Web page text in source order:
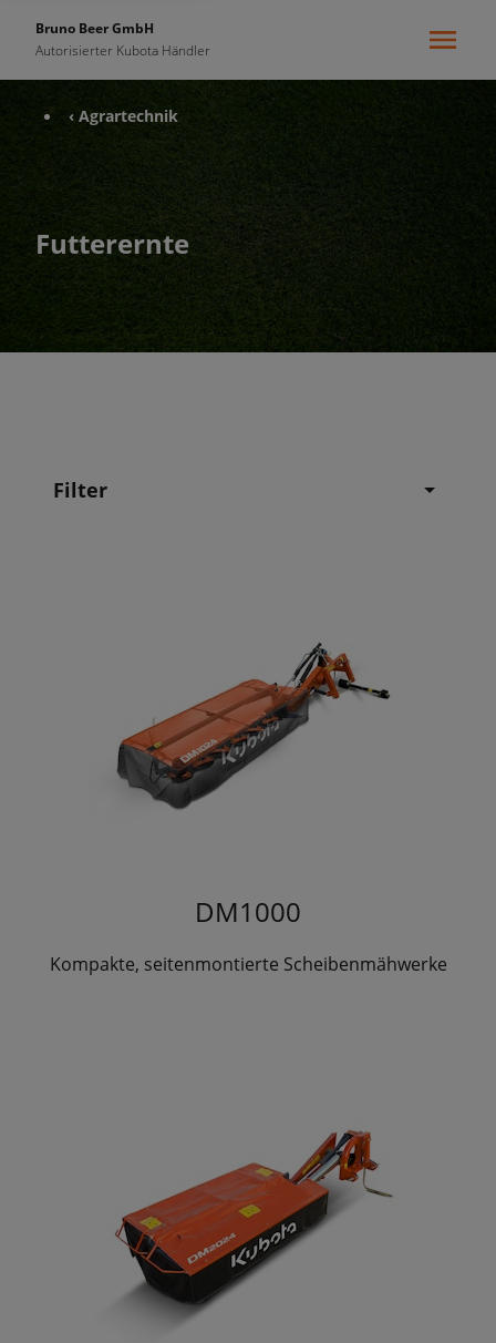
Bruno Beer GmbH
Autorisierter Kubota Händler
‹ Agrartechnik
Futterernte
Filter
DM1000
Kompakte, seitenmontierte Scheibenmähwerke